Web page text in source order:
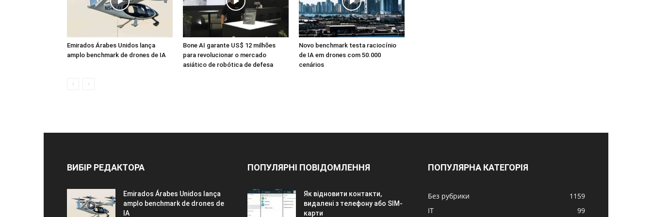
Emirados Árabes Unidos lança
amplo benchmark de drones de IA
Bone AI garante US$ 12 milhões
para revolucionar o mercado
asiático de robótica de defesa
Novo benchmark testa raciocínio
de IA em drones com 50.000
cenários
ВИБІР РЕДАКТОРА
Emirados Árabes Unidos lança
amplo benchmark de drones de
IA
ПОПУЛЯРНІ ПОВІДОМЛЕННЯ
Як відновити контакти,
видалені з телефону або SIM-
карти
ПОПУЛЯРНА КАТЕГОРІЯ
Без рубрики
1159
IT
99